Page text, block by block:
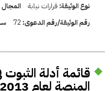
نوع الوثيقة: قرارات نيابة
رقم الوثيقة/رقم الدعوى: 72
قائمة أدلة